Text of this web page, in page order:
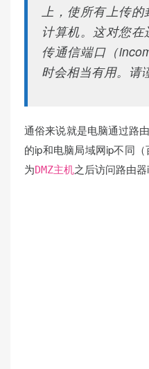
上，使所有上传
计算机。这对您
传通信端口（
时会相当有用。请
通俗来说就是电脑通过路
的ip和电脑局域网ip不同
为DMZ主机之后访问路由器